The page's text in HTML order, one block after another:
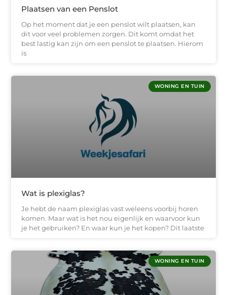
Plaatsen van een Penslot
Op het moment dat je een penslot wilt plaatsen, kan
dit voor veel problemen zorgen. Dit komt omdat het
best lastig kan zijn om een penslot te plaatsen. Hierom
is
WONING EN TUIN
Wat is plexiglas?
Je hebt de naam plexiglas vast weleens voorbij horen
komen. Maar wat is het nou eigenlijk en waarvoor kun
je het gebruiken? En waar kun je het kopen? Dit laatste
WONING EN TUIN